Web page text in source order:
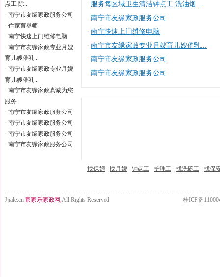
点工 除...
· 南宁市友缘家政服务公司
· 住家育婴师
· 南宁快速上门维修电脑
· 南宁市友缘家政专业月嫂
育儿嫂催乳...
· 南宁市友缘家政专业月嫂
育儿嫂催乳...
· 南宁市友缘家政真诚为您
服务
· 南宁市友缘家政服务公司
· 南宁市友缘家政服务公司
· 南宁市友缘家政服务公司
· 南宁市友缘家政服务公司
· 服务每区域卫生清洁钟点工 洗油烟...
· 南宁市友缘家政服务公司
· 南宁快速上门维修电脑
· 南宁市友缘家政专业月嫂育儿嫂催乳...
· 南宁市友缘家政服务公司
· 南宁市友缘家政服务公司
找保姆 找月嫂 钟点工 护理工 找洗碗工 找保
Jjiale.cn 家家乐家政网,All Rights Reserved 桂ICP备